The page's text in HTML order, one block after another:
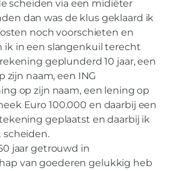
scheiden via een midiëter
dan was de klus geklaard ik
noch voorschieten en
ik in een slangenkuil terecht
geplunderd 10 jaar, een
zijn naam, een ING
op zijn naam, een lening op
Euro 100.000 en daarbij een
geplaatst en daarbij ik
jaar getrouwd in
van goederen gelukkig heb